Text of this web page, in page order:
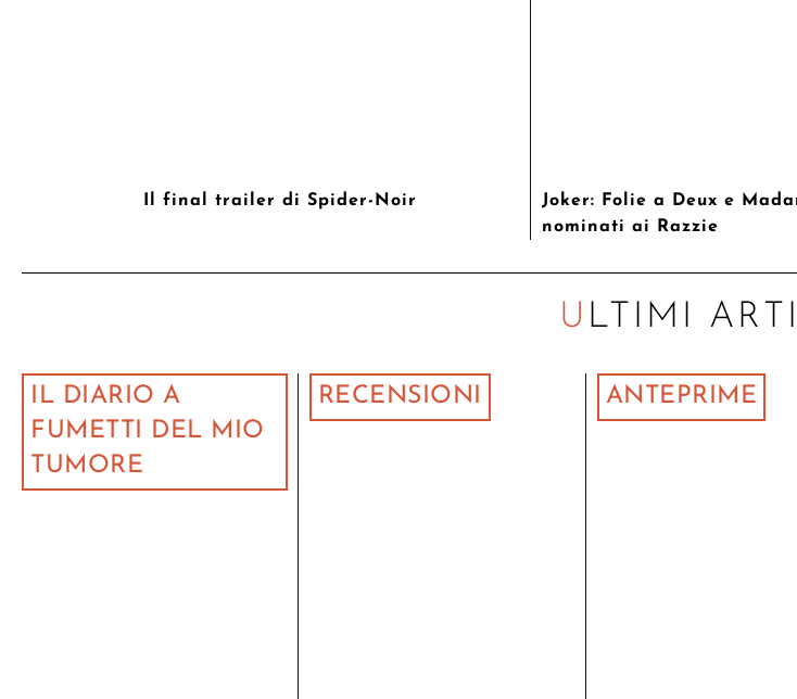
Il final trailer di Spider-Noir
Joker: Folie a Deux e
nominati ai Razzie
ULTIMI
IL DIARIO A
FUMETTI DEL MIO
TUMORE
RECENSIONI ANTEPRIME